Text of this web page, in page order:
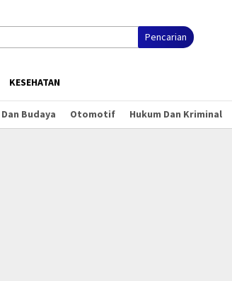
Pencarian
KESEHATAN
Budaya Otomotif Hukum Dan Kriminal